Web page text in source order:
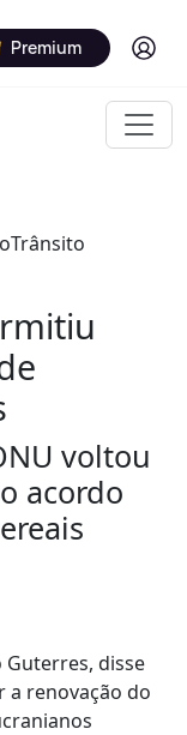
Premium Log in
Trânsito
voltou
acordo
disse
a renovação do